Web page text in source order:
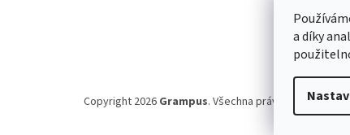
a díky
Copyright 2026 Grampus. Všechna práva vyhrazena.